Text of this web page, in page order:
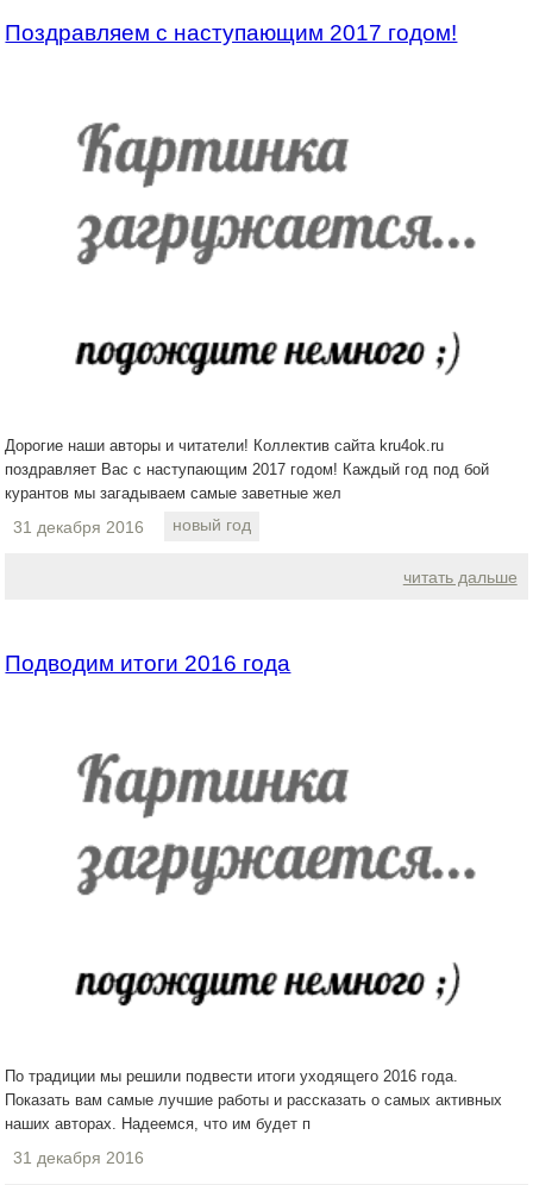
Поздравляем с наступающим 2017 годом!
Дорогие наши авторы и читатели! Коллектив сайта kru4ok.ru
поздравляет Вас с наступающим 2017 годом! Каждый год под бой
курантов мы загадываем самые заветные жел
31 декабря 2016 новый год
читать дальше
Подводим итоги 2016 года
По традиции мы решили подвести итоги уходящего 2016 года.
Показать вам самые лучшие работы и рассказать о самых активных
наших авторах. Надеемся, что им будет п
31 декабря 2016